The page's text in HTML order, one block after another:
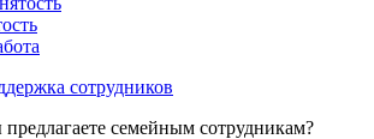
сотрудников
семейным сотрудникам?